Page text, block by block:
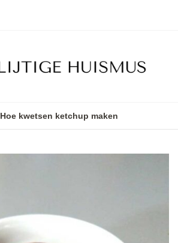
Hoe kwetsen ketchup maken